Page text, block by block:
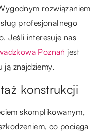
rozwiązaniem
profesjonalnego
Jeśli interesuje nas
Poznań jest
znajdziemy.
konstrukcji
skomplikowanym,
co pociąga